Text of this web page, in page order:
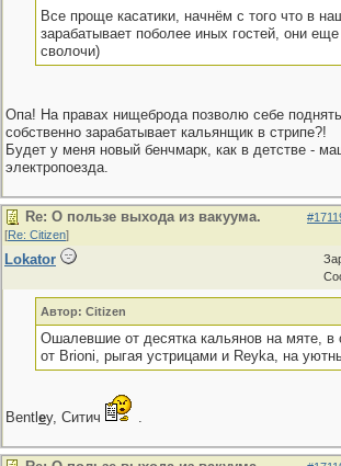
Все проще касатики, начнём с того что в
зарабатывает поболее иных гостей, они
сволочи)
Опа! На правах нищеброда позволю себе
собственно зарабатывает кальянщик в стрипе?!
Будет у меня новый бенчмарк, как в детстве -
электропоезда.
Re: О пользе выхода из вакуума.
[Re: Citizen]
Lokator
Автор: Citizen
Ошалевшие от десятка кальянов на мяте,
от Brioni, рыгая устрицами и Reyka, на
Bentl ey, Ситич .